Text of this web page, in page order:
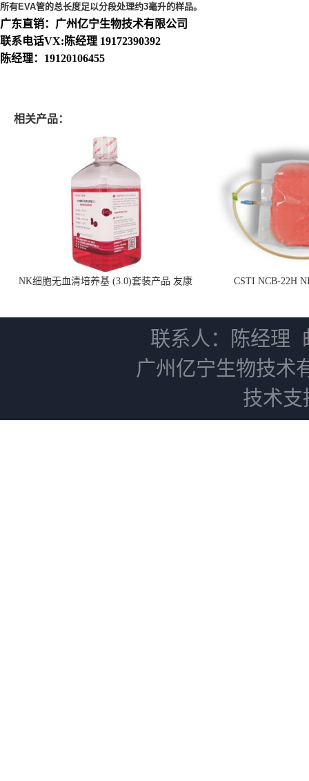
所有EVA管的总长度足以分段处理约3毫升的样品。
广东直销：广州亿宁生物技术有限公司
联系电话VX:陈经理 19172390392
陈经理：19120106455
相关产品：
NK细胞无血清培养基 (3.0)套装产品 友康
CSTI NCB-22H
联系人：陈经理
广州亿宁生物技术
技术